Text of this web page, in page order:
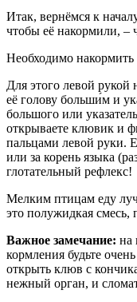
Итак, вернёмся к
чтобы её накормили, –
Необходимо
Для этого левой рукой
её голову больши́м и
большого или
открываете клювик и
пальцами левой руки.
или за корень языка
глотательный рефлекс!
Мелким птицам еду
это полужидкая
Важное замечание: на
кормления будьте
открыть клюв с
нежный орган, и